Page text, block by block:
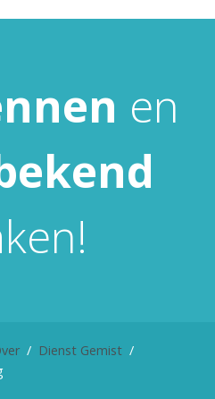
en
Dienst Gemist